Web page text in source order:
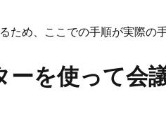
ため、ここでの手順が実際の
を使って会